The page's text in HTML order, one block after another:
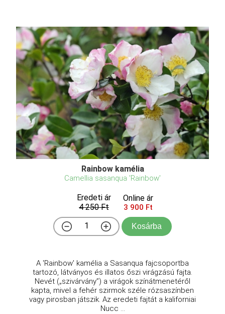
Rainbow kamélia
Camellia sasanqua 'Rainbow'
Eredeti ár
4 250 Ft
Online ár
3 900 Ft
Kosárba
A 'Rainbow' kamélia a Sasanqua fajcsoportba
tartozó, látványos és illatos őszi virágzású fajta.
Nevét („szivárvány”) a virágok színátmenetéről
kapta, mivel a fehér szirmok széle rózsaszínben
vagy pirosban játszik. Az eredeti fajtát a kaliforniai
Nucc ...